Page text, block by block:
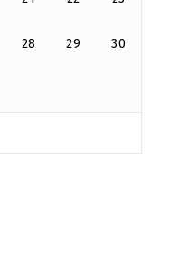
28 29 30